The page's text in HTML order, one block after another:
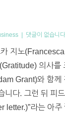
| 댓글이 없습니다
지노
의사를
Grant)와 함
다. 그런 뒤 피
라는 아주